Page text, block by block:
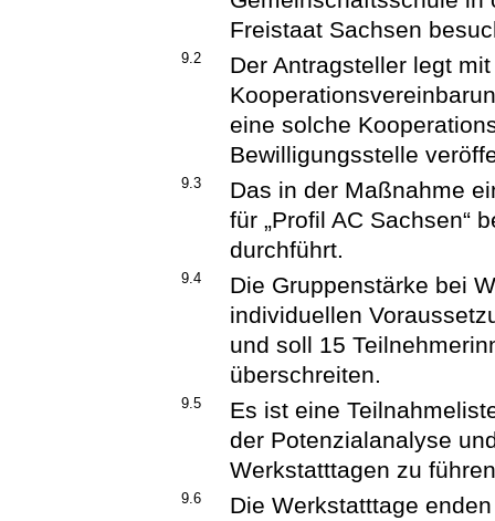
Freistaat Sachsen
9.2
Der Antragsteller legt
eine solche
Bewilligungsstelle
9.3
Das in der Maßnahme
für „Profil AC Sachsen“
durchführt.
9.4
Die Gruppenstärke bei
individuellen
und soll 15
überschreiten.
9.5
Es ist eine
der Potenzialanalyse
Werkstatttagen zu
9.6
Die Werkstatttage